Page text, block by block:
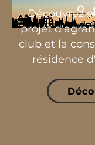
Découvrez
projet
club et la
résidence